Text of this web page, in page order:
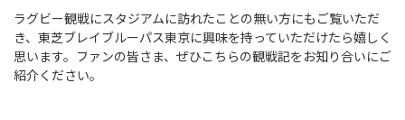
マスコット
株式会社 ブレイブルーパス東京概要
株式会社 チームの歴史
パートナー
ラグビー観戦にスタジアムに訪れたことの無い方にもご覧いただ
き、東芝ブレイブルーパス東京に興味を持っていただけたら嬉しく
思います。ファンの皆さま、ぜひこちらの観戦記をお知り合いにご
紹介ください。